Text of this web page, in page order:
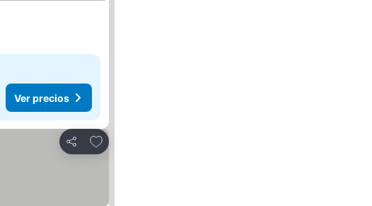
Ver precios
Compartir
Agregar a favoritos